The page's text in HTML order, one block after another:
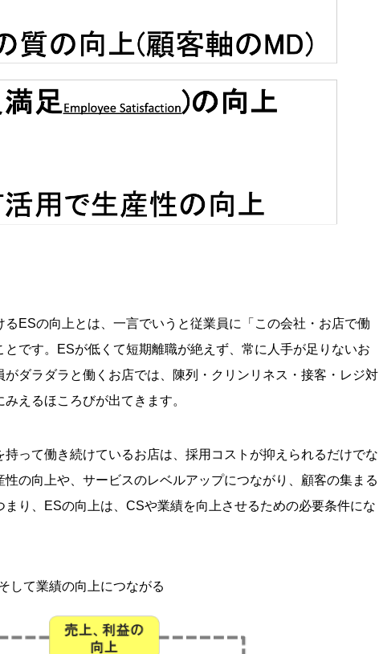
ESの向上とは、一言でいうと従業員に「この会社・お店で働
とです。ESが低くて短期離職が絶えず、常に人手が足りないお
がダラダラと働くお店では、陳列・クリンリネス・接客・レジ対
えるほころびが出てきます。
って働き続けているお店は、採用コストが抑えられるだけでな
性の向上や、サービスのレベルアップにつながり、顧客の集まる
まり、ESの向上は、CSや業績を向上させるための必要条件にな
て業績の向上につながる